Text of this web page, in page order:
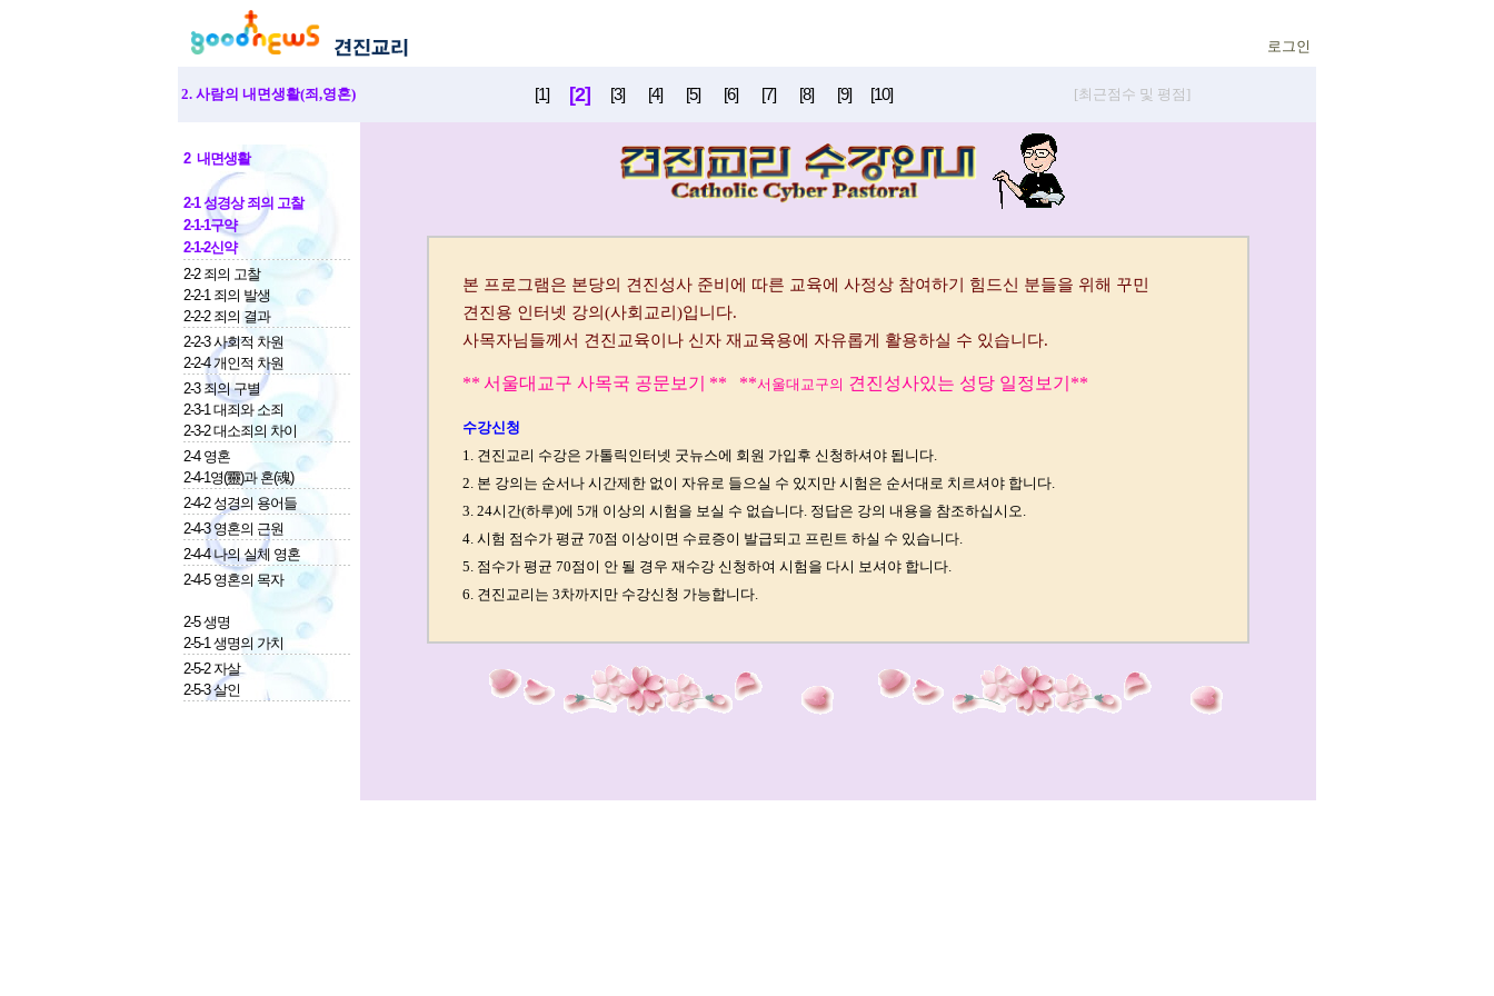
로그인
2. 사람의 내면생활(죄,영혼) [1] [2] [3] [4] [5] [6] [7] [8] [9] [10] [최근점수 및 평점]
2 내면생활
2-1 성경상 죄의 고찰
2-1-1구약
2-1-2신약
2-2 죄의 고찰
2-2-1 죄의 발생
2-2-2 죄의 결과
2-2-3 사회적 차원
2-2-4 개인적 차원
2-3 죄의 구별
2-3-1 대죄와 소죄
2-3-2 대소죄의 차이
2-4 영혼
2-4-1영(靈)과 혼(魂)
2-4-2 성경의 용어들
2-4-3 영혼의 근원
2-4-4 나의 실체 영혼
2-4-5 영혼의 목자
2-5 생명
2-5-1 생명의 가치
2-5-2 자살
2-5-3 살인